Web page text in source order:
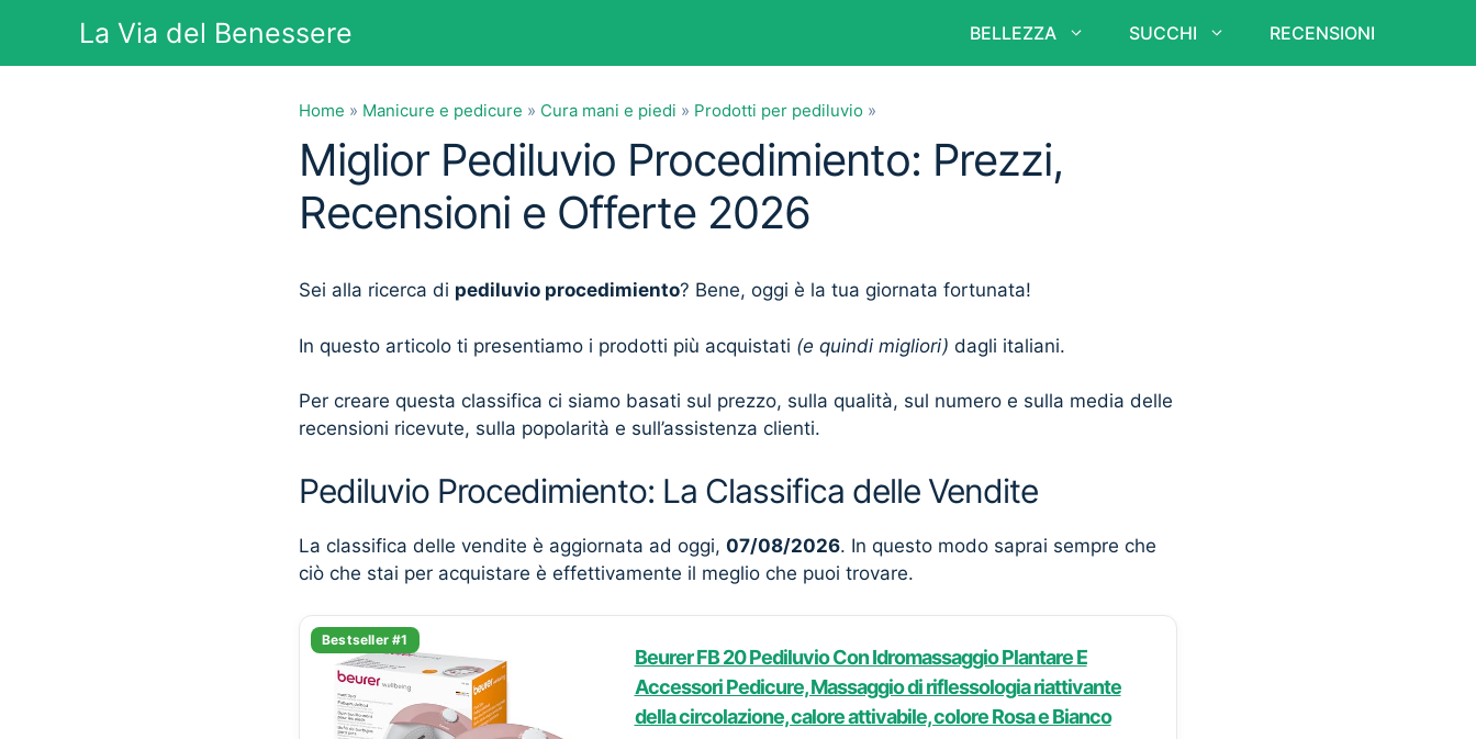
contenuto
La Via del Benessere BELLEZZA SUCCHI RECENSIONI
Home » Manicure e pedicure » Cura mani e piedi » Prodotti per pediluvio »
Miglior Pediluvio Procedimiento: Prezzi,
Recensioni e Offerte 2026
Sei alla ricerca di pediluvio procedimiento? Bene, oggi è la tua giornata fortunata!
In questo articolo ti presentiamo i prodotti più acquistati (e quindi migliori) dagli italiani.
Per creare questa classifica ci siamo basati sul prezzo, sulla qualità, sul numero e sulla media delle
recensioni ricevute, sulla popolarità e sull’assistenza clienti.
Pediluvio Procedimiento: La Classifica delle Vendite
La classifica delle vendite è aggiornata ad oggi, 07/08/2026. In questo modo saprai sempre che
ciò che stai per acquistare è effettivamente il meglio che puoi trovare.
Bestseller #1
Beurer FB 20 Pediluvio Con Idromassaggio Plantare E
Accessori Pedicure, Massaggio di riflessologia riattivante
della circolazione, calore attivabile, colore Rosa e Bianco